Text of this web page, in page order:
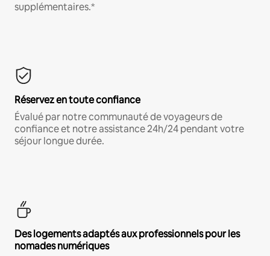
supplémentaires.*
Réservez en toute confiance
Évalué par notre communauté de voyageurs de
confiance et notre assistance 24h/24 pendant votre
séjour longue durée.
Des logements adaptés aux professionnels pour les
nomades numériques